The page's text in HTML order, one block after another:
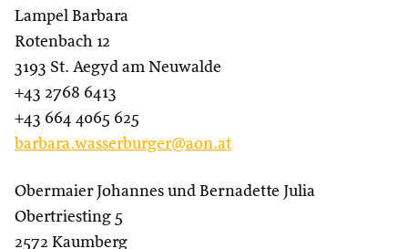
Lampel Barbara
Rotenbach 12
3193 St. Aegyd am Neuwalde
+43 2768 6413
+43 664 4065 625
barbara.wasserburger@aon.at
Obermaier Johannes und Bernadette Julia
Obertriesting 5
2572 Kaumberg